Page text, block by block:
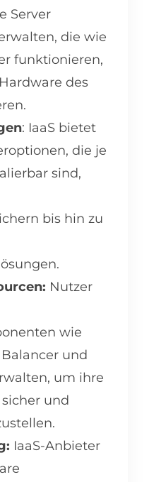
Server
die wie
funktionieren,
des
: IaaS bietet
die je
sind,
bis hin zu
Nutzer
wie
und
um ihre
und
IaaS-Anbieter